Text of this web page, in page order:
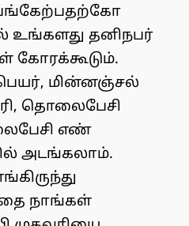
உங்களது தனிநபர்
மின்னஞ்சல்
தொலைபேசி
எண்
அடங்கலாம்.
நாங்கள்